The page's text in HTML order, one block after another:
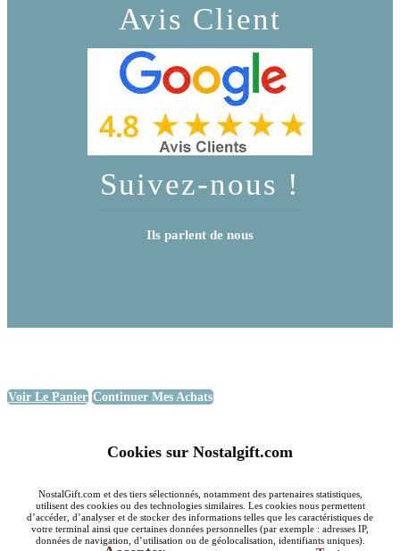
Avis Client
Suivez-nous !
Ils parlent de nous
Voir Le Panier Continuer Mes Achats
Cookies sur Nostalgift.com
NostalGift.com et des tiers sélectionnés, notamment des partenaires statistiques,
utilisent des cookies ou des technologies similaires. Les cookies nous permettent
d’accéder, d’analyser et de stocker des informations telles que les caractéristiques de
votre terminal ainsi que certaines données personnelles (par exemple : adresses IP,
données de navigation, d’utilisation ou de géolocalisation, identifiants uniques).